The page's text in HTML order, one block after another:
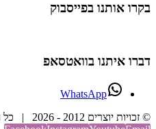
בקרו אותנו בפייסבוק
דברו איתנו בוואטסאפ
WhatsApp
© זכויות יוצרים 2012 -
2026 | כל הזכויות שמורות - בתנועה סטודיו למחול וריקוד | בנייה וקידום אתר